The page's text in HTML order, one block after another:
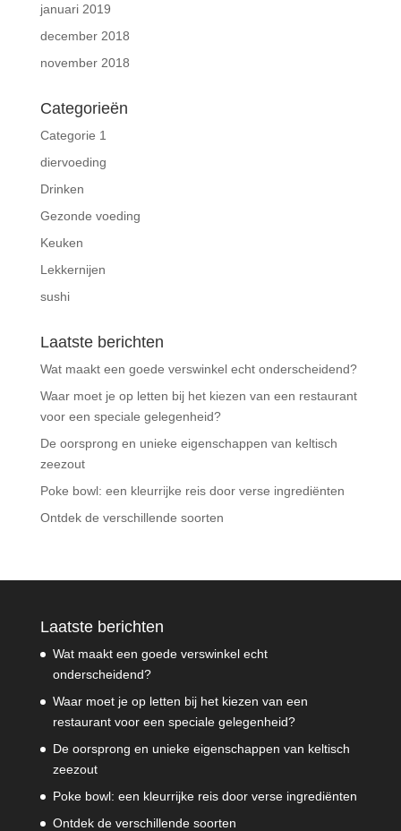
januari 2019
december 2018
november 2018
Categorieën
Categorie 1
diervoeding
Drinken
Gezonde voeding
Keuken
Lekkernijen
sushi
Laatste berichten
Wat maakt een goede verswinkel echt onderscheidend?
Waar moet je op letten bij het kiezen van een restaurant
voor een speciale gelegenheid?
De oorsprong en unieke eigenschappen van keltisch
zeezout
Poke bowl: een kleurrijke reis door verse ingrediënten
Ontdek de verschillende soorten
Laatste berichten
Wat maakt een goede verswinkel echt
onderscheidend?
Waar moet je op letten bij het kiezen van een
restaurant voor een speciale gelegenheid?
De oorsprong en unieke eigenschappen van keltisch
zeezout
Poke bowl: een kleurrijke reis door verse ingrediënten
Ontdek de verschillende soorten